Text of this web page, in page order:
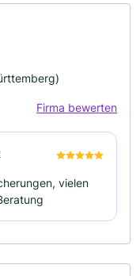
Firma bewerten
vielen